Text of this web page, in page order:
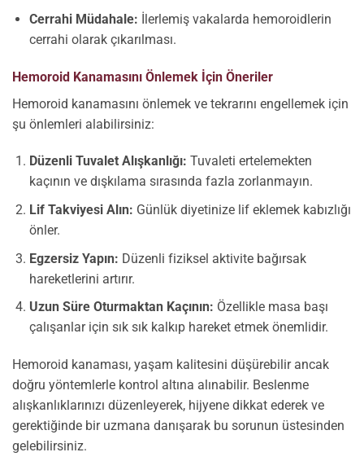
Cerrahi Müdahale: İlerlemiş vakalarda hemoroidlerin
cerrahi olarak çıkarılması.
Hemoroid Kanamasını Önlemek İçin Öneriler
Hemoroid kanamasını önlemek ve tekrarını engellemek için
şu önlemleri alabilirsiniz:
Düzenli Tuvalet Alışkanlığı: Tuvaleti ertelemekten
kaçının ve dışkılama sırasında fazla zorlanmayın.
Lif Takviyesi Alın: Günlük diyetinize lif eklemek kabızlığı
önler.
Egzersiz Yapın: Düzenli fiziksel aktivite bağırsak
hareketlerini artırır.
Uzun Süre Oturmaktan Kaçının: Özellikle masa başı
çalışanlar için sık sık kalkıp hareket etmek önemlidir.
Hemoroid kanaması, yaşam kalitesini düşürebilir ancak
doğru yöntemlerle kontrol altına alınabilir. Beslenme
alışkanlıklarınızı düzenleyerek, hijyene dikkat ederek ve
gerektiğinde bir uzmana danışarak bu sorunun üstesinden
gelebilirsiniz.